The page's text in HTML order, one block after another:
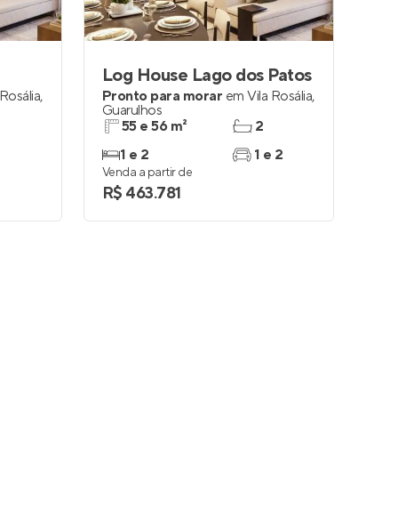
,
Log House Lago dos Patos
Pronto para morar em Vila Rosália,
Guarulhos
55 e 56 m²
1 e 2
2
1 e 2
Venda a partir de
R$ 463.781